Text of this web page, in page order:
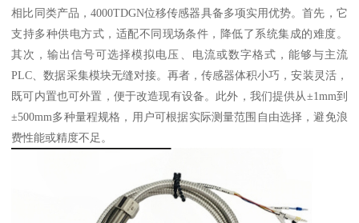
相比同类产品，4000TDGN位移传感器具备多项实用优势。首先，它
支持多种供电方式，适配不同现场条件，降低了系统集成的难度。
其次，输出信号可选择模拟电压、电流或数字格式，能够与主流
PLC、数据采集模块无缝对接。再者，传感器体积小巧，安装灵活，
既可内置也可外置，便于改造现有设备。此外，我们提供从±1mm到
±500mm多种量程规格，用户可根据实际测量范围自由选择，避免浪
费性能或精度不足。